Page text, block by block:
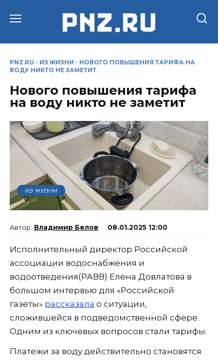
PNZ.RU - ИЗ ЖИЗНИ - НОВОГО ПОВЫШЕНИЯ ТАРИФА НА
ВОДУ НИКТО НЕ ЗАМЕТИТ
Нового повышения тарифа
на воду никто не заметит
ИЗ ЖИЗНИ
Владимир Белов 08.01.2025 12:00
Исполнительный директор Российской
ассоциации водоснабжения и
водоотведения(РАВВ) Елена Довлатова в
большом интервью для «Российской
газеты» рассказала о ситуации,
сложившейся в подведомственной сфере.
Одним из ключевых вопросов стали тарифы.
Платежи за воду действительно становятся